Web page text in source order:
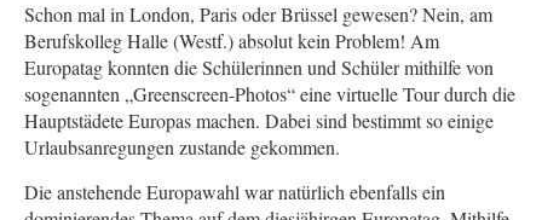
Schon mal in London, Paris oder Brüssel gewesen? Nein, am
Berufskolleg Halle (Westf.) absolut kein Problem! Am
Europatag konnten die Schülerinnen und Schüler mithilfe von
sogenannten „Greenscreen-Photos“ eine virtuelle Tour durch die
Hauptstädete Europas machen. Dabei sind bestimmt so einige
Urlaubsanregungen zustande gekommen.
Die anstehende Europawahl war natürlich ebenfalls ein